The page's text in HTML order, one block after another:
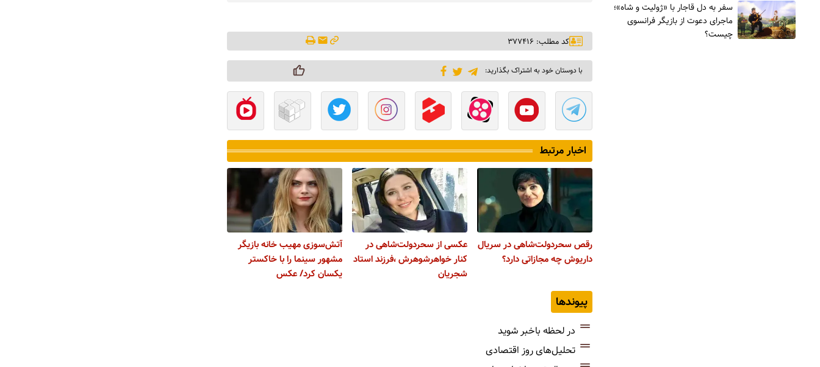
کد مطلب: ۳۷۷۴۱۶
با دوستان خود به اشتراک بگذارید:
اخبار مرتبط
رقص سحردولت‌شاهی در سریال
داریوش چه مجازاتی دارد؟
عکسی از سحردولت‌شاهی در
کنار خواهرشوهرش ،فرزند استاد
شجریان
آتش‌سوزی مهیب خانه بازیگر
مشهور سینما را با خاکستر
یکسان کرد/ عکس
پیوندها
در لحظه باخبر شوید
تحلیل‌های روز اقتصادی
سفر به دل قاجار با «ژولیت و شاه»؛
ماجرای دعوت از ‌بازیگر فرانسوی
چیست؟